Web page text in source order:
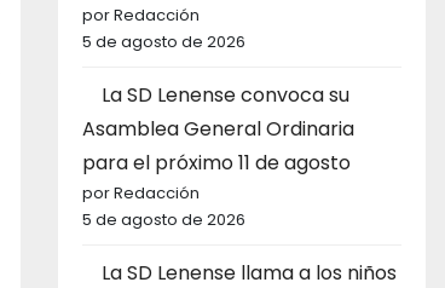
por Redacción
5 de agosto de 2026
La SD Lenense convoca su
Asamblea General Ordinaria
para el próximo 11 de agosto
por Redacción
5 de agosto de 2026
La SD Lenense llama a los niños